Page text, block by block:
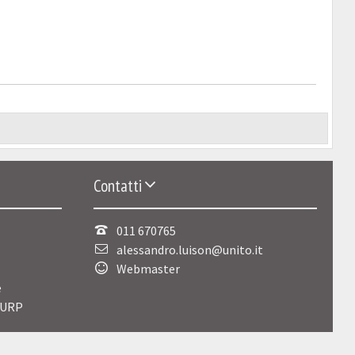
Contatti
011 670765
alessandro.luison@unito.it
Webmaster